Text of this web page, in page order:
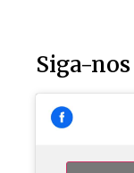
Siga-nos